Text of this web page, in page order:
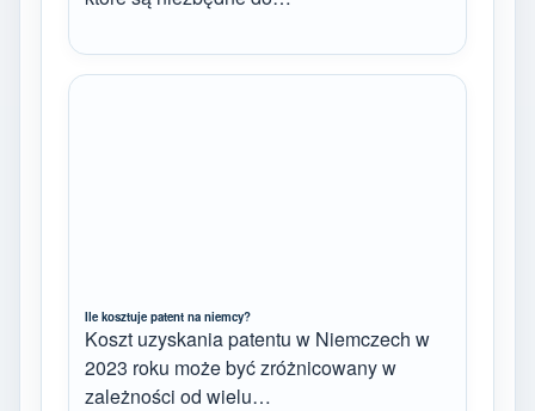
Ile kosztuje patent na niemcy?
Koszt uzyskania patentu w Niemczech w
2023 roku może być zróżnicowany w
zależności od wielu…